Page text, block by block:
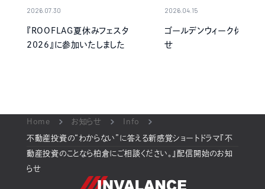
2026.07.30
『ROOFLAG夏休みフェスタ
2026』に参加いたしました
2026.04.15
ゴールデンウィーク休業の
せ
Home お知らせ Info
不動産投資の“わからない”に答える新感覚ショートドラマ『不
動産投資のことなら柏倉にご相談ください。』配信開始のお知
らせ